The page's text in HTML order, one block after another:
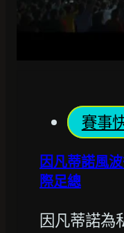
賽事
因凡蒂諾風
際足總
因凡蒂諾為